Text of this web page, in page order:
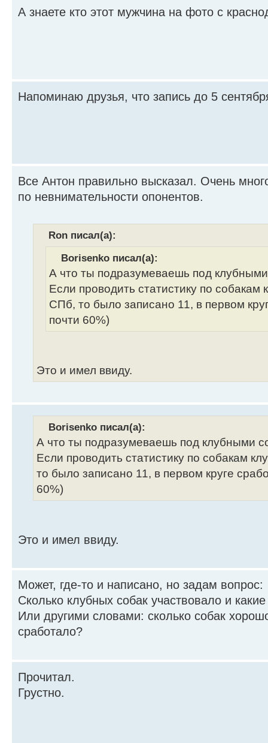
А знаете кто этот мужчина на фото с
Напоминаю друзья, что запись до 5
Все Антон правильно высказал. Очень
по невнимательности опонентов.
Ron писал(а):
Borisenko писал(а):
А что ты подразумеваешь под
Если проводить статистику по собакам
СПб, то было записано 11, в первом
почти 60%)
Это и имел ввиду.
Borisenko писал(а):
А что ты подразумеваешь под клубными
Если проводить статистику по собакам
то было записано 11, в первом круге
60%)
Это и имел ввиду.
Может, где-то и написано, но задам вопрос:
Сколько клубных собак участвовало и
Или другими словами: сколько собак
сработало?
Прочитал.
Грустно.